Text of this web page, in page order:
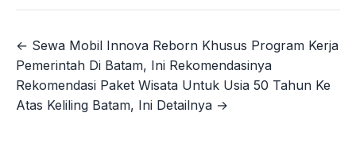
Navigasi
pos
← Sewa Mobil Innova Reborn Khusus Program Kerja
Pemerintah Di Batam, Ini Rekomendasinya
Rekomendasi Paket Wisata Untuk Usia 50 Tahun Ke
Atas Keliling Batam, Ini Detailnya →